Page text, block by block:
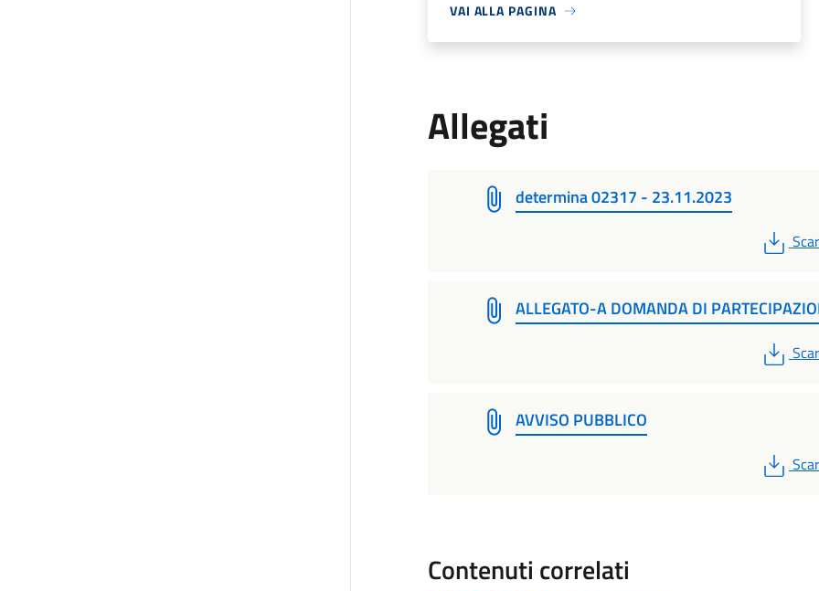
VAI ALLA PAGINA
Allegati
determina 02317 - 23.11.2023
PDF
ALLEGATO-A DOMANDA DI
PDF
AVVISO PUBBLICO
PDF
Contenuti correlati